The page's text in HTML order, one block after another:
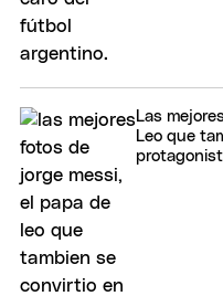
Las
Leo que